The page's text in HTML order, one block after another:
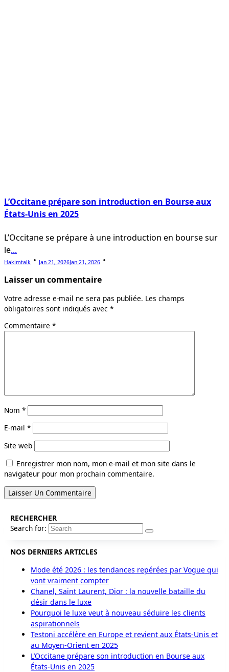
L’Occitane prépare son introduction en Bourse aux
États-Unis en 2025
L’Occitane se prépare à une introduction en bourse sur
le...
Hakimtalk Jan 21, 2026Jan 21, 2026
Laisser un commentaire
Votre adresse e-mail ne sera pas publiée. Les champs
obligatoires sont indiqués avec *
Commentaire *
Nom *
E-mail *
Site web
Enregistrer mon nom, mon e-mail et mon site dans le
navigateur pour mon prochain commentaire.
RECHERCHER
Search for:
NOS DERNIERS ARTICLES
Mode été 2026 : les tendances repérées par Vogue qui
vont vraiment compter
Chanel, Saint Laurent, Dior : la nouvelle bataille du
désir dans le luxe
Pourquoi le luxe veut à nouveau séduire les clients
aspirationnels
Testoni accélère en Europe et revient aux États-Unis et
au Moyen-Orient en 2025
L’Occitane prépare son introduction en Bourse aux
États-Unis en 2025